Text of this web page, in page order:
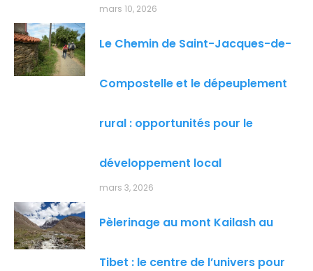
mars 10, 2026
Le Chemin de Saint-Jacques-de-
Compostelle et le dépeuplement
rural : opportunités pour le
développement local
mars 3, 2026
Pèlerinage au mont Kailash au
Tibet : le centre de l’univers pour